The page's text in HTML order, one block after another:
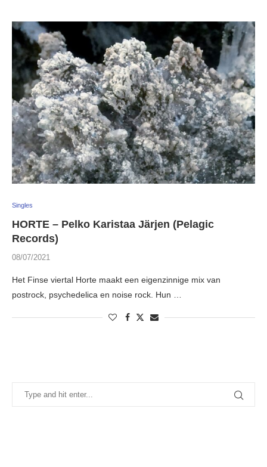
Singles
HORTE – Pelko Karistaa Järjen (Pelagic
Records)
08/07/2021
Het Finse viertal Horte maakt een eigenzinnige mix van
postrock, psychedelica en noise rock. Hun …